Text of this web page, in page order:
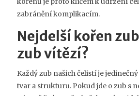
zabránění komplikacím.
Nejdelší kořen
zub vítězí?
Každý zub našich čelistí je
tvar a strukturu. Pokud jde o zub s